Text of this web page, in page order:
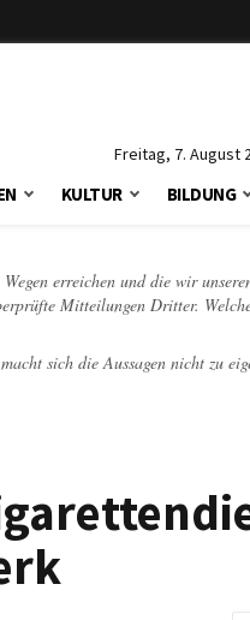
Freitag, 7. August
KULTUR BILDUNG
erreichen und die wir
Mitteilungen Dritter.
sich die Aussagen nicht zu